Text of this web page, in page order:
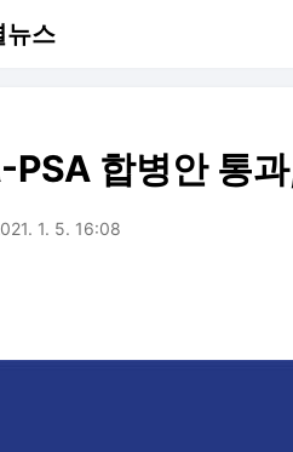
뉴스
PSA 합병안 통
1. 5. 16:08